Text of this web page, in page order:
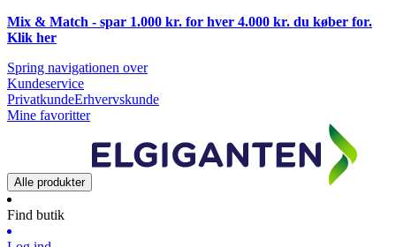
Mix & Match - spar 1.000 kr. for hver 4.000 kr. du køber for.
Klik her
Spring navigationen over
Kundeservice
PrivatkundeErhvervskunde
Mine favoritter
Alle produkter
Find butik